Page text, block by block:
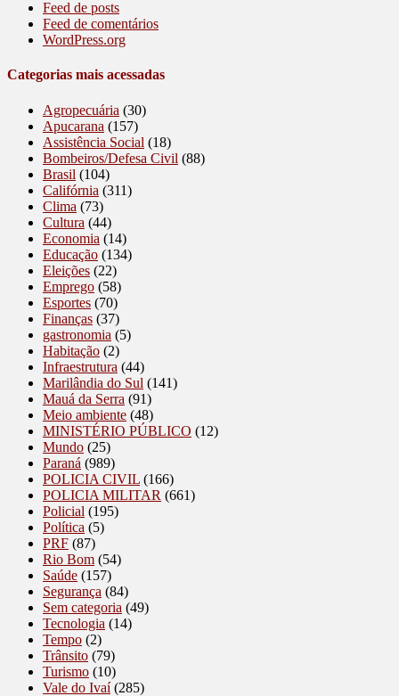
Feed de posts
Feed de comentários
WordPress.org
Categorias mais acessadas
Agropecuária (30)
Apucarana (157)
Assistência Social (18)
Bombeiros/Defesa Civil (88)
Brasil (104)
Califórnia (311)
Clima (73)
Cultura (44)
Economia (14)
Educação (134)
Eleições (22)
Emprego (58)
Esportes (70)
Finanças (37)
gastronomia (5)
Habitação (2)
Infraestrutura (44)
Marilândia do Sul (141)
Mauá da Serra (91)
Meio ambiente (48)
MINISTÉRIO PÚBLICO (12)
Mundo (25)
Paraná (989)
POLICIA CIVIL (166)
POLICIA MILITAR (661)
Policial (195)
Política (5)
PRF (87)
Rio Bom (54)
Saúde (157)
Segurança (84)
Sem categoria (49)
Tecnologia (14)
Tempo (2)
Trânsito (79)
Turismo (10)
Vale do Ivaí(285)